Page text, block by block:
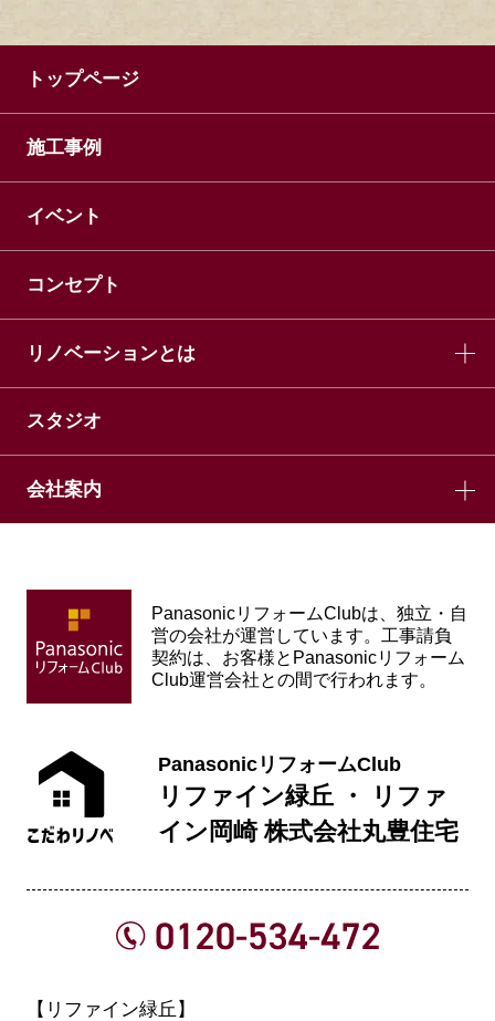
トップページ
施工事例
イベント
コンセプト
リノベーションとは
スタジオ
会社案内
PanasonicリフォームClubは、独立・自
営の会社が運営しています。工事請負
契約は、お客様とPanasonicリフォーム
Club運営会社との間で行われます。
PanasonicリフォームClub
リファイン緑丘 ・ リファ
イン岡崎 株式会社丸豊住宅
【リファイン緑丘】